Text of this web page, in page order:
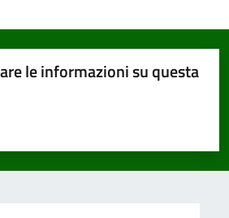
le informazioni su questa
5 stelle su 5
su 5
su 5
5